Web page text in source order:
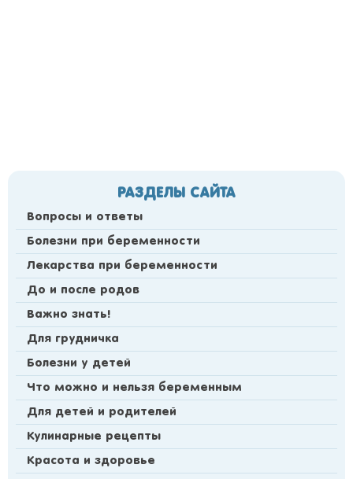
РАЗДЕЛЫ САЙТА
Вопросы и ответы
Болезни при беременности
Лекарства при беременности
До и после родов
Важно знать!
Для грудничка
Болезни у детей
Что можно и нельзя беременным
Для детей и родителей
Кулинарные рецепты
Красота и здоровье